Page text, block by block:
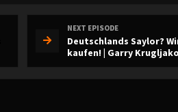
NEXT EPISODE
Deutschlands Saylor?
kaufen! | Garry